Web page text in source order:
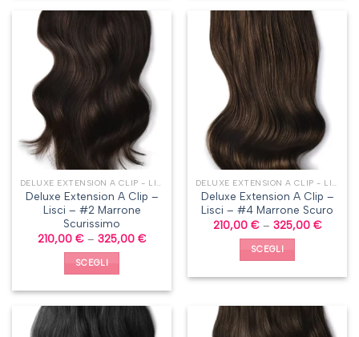
Deluxe Extension A Clip –
Lisci – #2 Marrone
Scurissimo
210,00 €– 325,00 €
SCEGLI
Deluxe Extension A Clip –
Lisci – #4 Marrone Scuro
210,00 €– 325,00 €
SCEGLI